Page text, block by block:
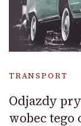
TRANSPORT
Odjazdy
wobec tego